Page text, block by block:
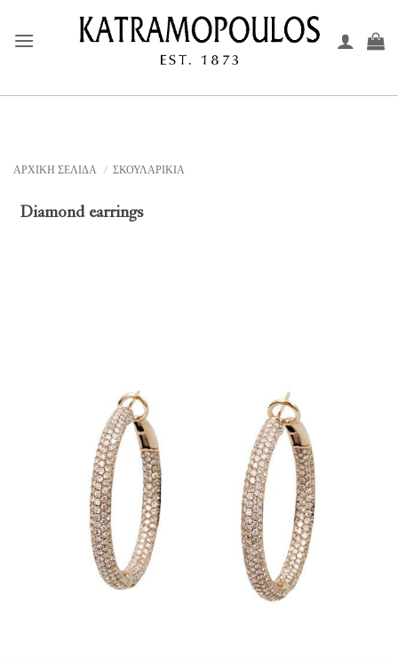
στο
ΑΡΧΙΚΉ ΣΕΛΊΔΑ / ΣΚΟΥΛΑΡΙΚΙΑ
Diamond earrings